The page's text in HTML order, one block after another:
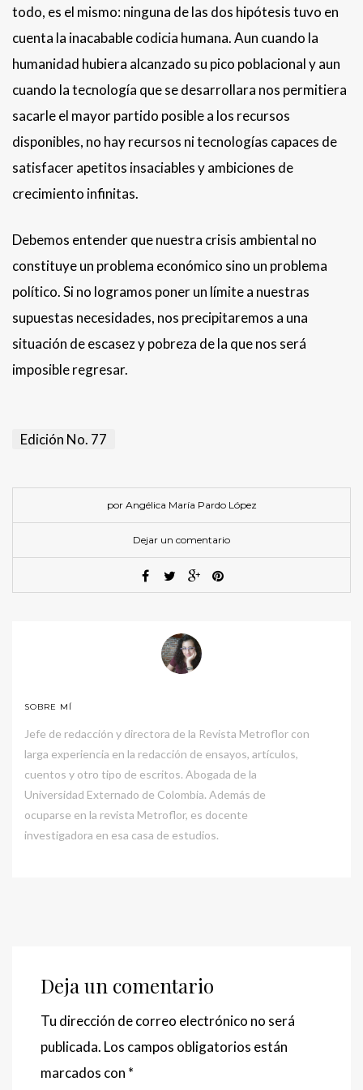
todo, es el mismo: ninguna de las dos hipótesis tuvo en
cuenta la inacabable codicia humana. Aun cuando la
humanidad hubiera alcanzado su pico poblacional y aun
cuando la tecnología que se desarrollara nos permitiera
sacarle el mayor partido posible a los recursos
disponibles, no hay recursos ni tecnologías capaces de
satisfacer apetitos insaciables y ambiciones de
crecimiento infinitas.
Debemos entender que nuestra crisis ambiental no
constituye un problema económico sino un problema
político. Si no logramos poner un límite a nuestras
supuestas necesidades, nos precipitaremos a una
situación de escasez y pobreza de la que nos será
imposible regresar.
Edición No. 77
por Angélica María Pardo López
Dejar un comentario
SOBRE MÍ
Jefe de redacción y directora de la Revista Metroflor con
larga experiencia en la redacción de ensayos, artículos,
cuentos y otro tipo de escritos. Abogada de la
Universidad Externado de Colombia. Además de
ocuparse en la revista Metroflor, es docente
investigadora en esa casa de estudios.
Deja un comentario
Tu dirección de correo electrónico no será
publicada. Los campos obligatorios están
marcados con *